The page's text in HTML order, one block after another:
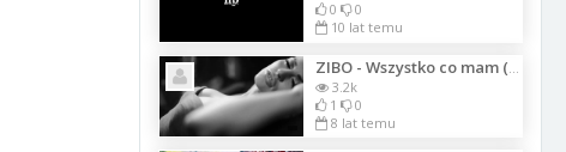
0
0
10 lat temu
3.2k
1
0
8 lat temu